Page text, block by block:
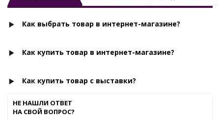
Как выбрать товар в интернет-магазине?
Как купить товар в интернет-магазине?
Как купить товар с выставки?
НЕ НАШЛИ ОТВЕТ
НА СВОЙ ВОПРОС?